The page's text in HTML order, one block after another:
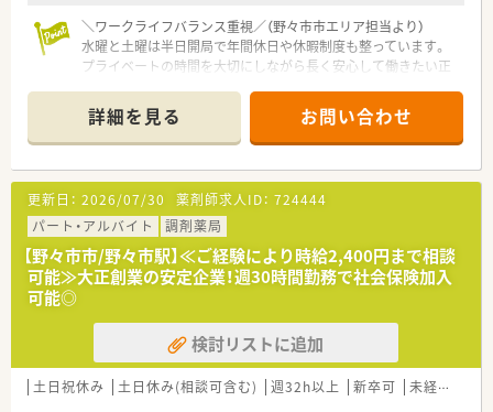
＼ワークライフバランス重視／（野々市市エリア担当より）
水曜と土曜は半日開局で年間休日や休暇制度も整っています。
プライベートの時間を大切にしながら長く安心して働きたい正
＊------------------------------------------＊
【店舗情報と応需状況について】
■馬替駅から車で5分の立地に位置しており、公共交通機関でも
自家用車でもスムーズに通いやすい環境が整っています。
■循環器科や内科をはじめ消化器科や整形外科など複数の科目
を応需し、1日あたり20〜30枚程度に対応しています。
■店舗には薬剤師が5名と事務員が数名在籍しており、落ち着い
た環境でしっかりと業務に取り組むことができます。
■2024年に開設された比較的新しい店舗であり、今後の更なる
業務拡大と体制強化を目指して新しい仲間を募集します。
■患者様に対して思いやりの心を持って丁寧に対応でき、チーム
ワークを大切にしながら働ける方を求めています。
詳細を見る お問い合わせ
更新日： 2026/07/30 薬剤師求人ID： 724444
パート・アルバイト
調剤薬局
【野々市市/野々市駅】≪ご経験により時給2,400円まで相談
可能≫大正創業の安定企業！週30時間勤務で社会保険加入
可能◎
検討リストに追加
土日祝休み 土日休み(相談可含む) 週32h以上 新卒可 未経験可